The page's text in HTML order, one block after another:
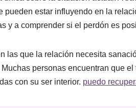
pueden estar influyendo en la
y a comprender si el perdón es
las que la relación necesita
personas encuentran que
con su ser interior. puedo